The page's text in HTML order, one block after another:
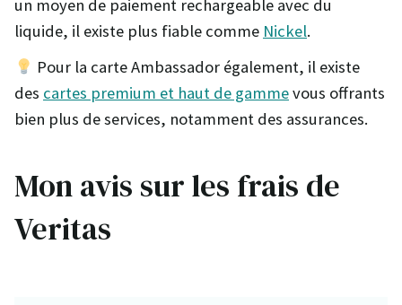
un moyen de paiement rechargeable avec du
liquide, il existe plus fiable comme Nickel.
Pour la carte Ambassador également, il existe
des cartes premium et haut de gammevous offrants
bien plus de services, notamment des assurances.
Mon avis sur les frais de
Veritas